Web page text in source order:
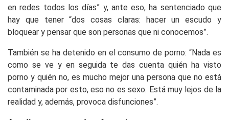
en redes todos los días” y, ante eso, ha sentenciado que
hay que tener “dos cosas claras: hacer un escudo y
bloquear y pensar que son personas que ni conocemos”.
También se ha detenido en el consumo de porno: “Nada es
como se ve y en seguida te das cuenta quién ha visto
porno y quién no, es mucho mejor una persona que no está
contaminada por esto, eso no es sexo. Está muy lejos de la
realidad y, además, provoca disfunciones”.